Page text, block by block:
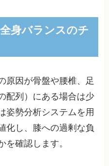
身バランスのチ
原因が骨盤や腰椎、足
配列）にある場合は少
姿勢分析システムを用
化し、膝への過剰な負
を確認します。